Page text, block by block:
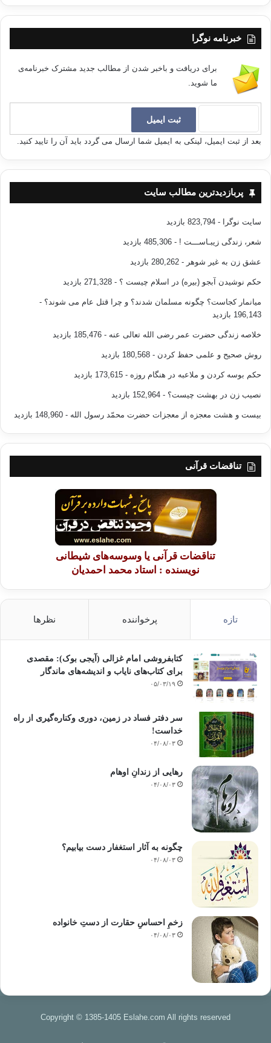
خبرنامه نوگرا
برای دریافت و باخبر شدن از مطالب جدید مشترک خبرنامه‌ی
ما شوید.
بعد از ثبت ایمیل، لینکی به ایمیل شما ارسال می گردد باید آن را تایید کنید.
پربازدیدترین مطالب سایت
سایت نوگرا - 823,794 بازدید
شعر، زندگی زیبـاســـت ! - 485,306 بازدید
عشق زن به غیر شوهر - 280,262 بازدید
حکم نوشیدن آبجو (بیره) در اسلام چیست ؟ - 271,328 بازدید
میانمار کجاست؟ چگونه مسلمان شدند؟ و چرا قتل عام می شوند؟ -
196,143 بازدید
خلاصه زندگی حضرت عمر رضی الله تعالی عنه - 185,476 بازدید
روش صحیح و علمی حفظ کردن - 180,568 بازدید
حکم بوسه کردن و ملاعبه در هنگام روزه - 173,615 بازدید
نصیب زن در بهشت چیست؟ - 152,964 بازدید
بیست و هشت معجزه از معجزات حضرت محمّد رسول الله - 148,960 بازدید
تناقضات قرآنی
تناقضات قرآنی یا وسوسه‌های شیطانی
نویسنده : استاد محمد احمدیان
تازه پرخواننده نظرها
کتابفروشی امام غزالی (آیجی بوک): مقصدی
برای کتاب‌های نایاب و اندیشه‌های ماندگار
۰۵/۰۳/۱۹
سر دفتر فساد در زمین‌، دوری وکناره‌گیری از راه
خداست‌!
۰۴/۰۸/۰۳
رهایی از زندانِ اوهام
۰۴/۰۸/۰۳
چگونه به آثار استغفار دست بیابیم؟
۰۴/۰۸/۰۳
زخمِ احساسِ حقارت از دستِ خانواده
۰۴/۰۸/۰۳
Copyright © 1385-1405 Eslahe.com All rights reserved